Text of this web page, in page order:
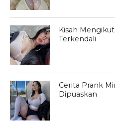
Kisah
Terkendali
Cerita Prank
Dipuaskan